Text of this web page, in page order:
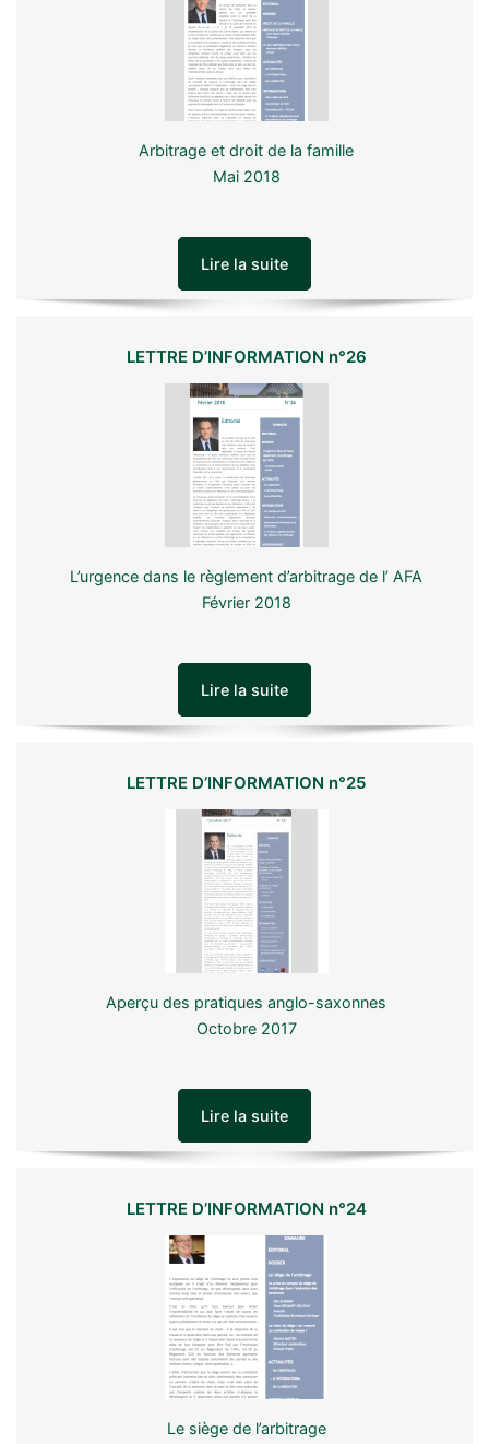
Arbitrage et droit de la famille
Mai 2018
Lire la suite
LETTRE D’INFORMATION n°26
L’urgence dans le règlement d’arbitrage de l’ AFA
Février 2018
Lire la suite
LETTRE D’INFORMATION n°25
Aperçu des pratiques anglo-saxonnes
Octobre 2017
Lire la suite
LETTRE D’INFORMATION n°24
Le siège de l’arbitrage